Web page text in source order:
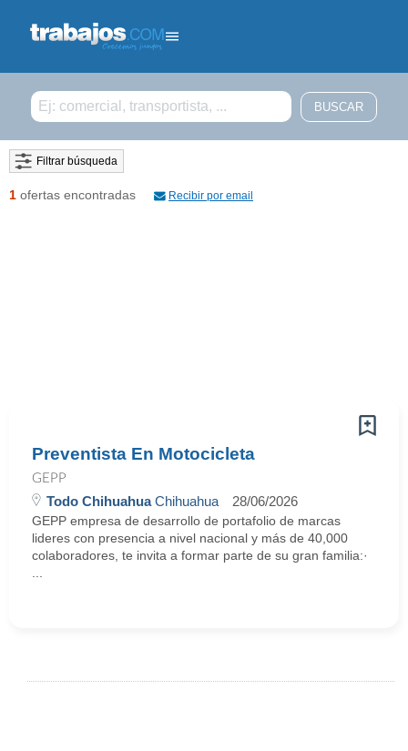
Filtrar búsqueda
1 ofertas encontradas Recibir por email
Preventista En Motocicleta
GEPP
Todo ChihuahuaChihuahua 28/06/2026
GEPP empresa de desarrollo de portafolio de marcas
lideres con presencia a nivel nacional y más de 40,000
colaboradores, te invita a formar parte de su gran familia:·